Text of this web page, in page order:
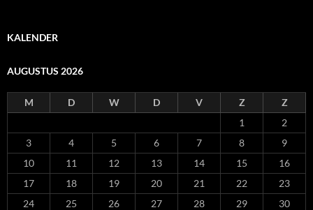
KALENDER
AUGUSTUS 2026
M D W D V Z
Z
1
2
3
4 5 6 7 8
9
10
11 12 13 14 15
16
17
18 19 20 21 22
23
24
25 26 27 28 29
30